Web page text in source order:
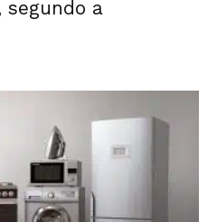
segundo a